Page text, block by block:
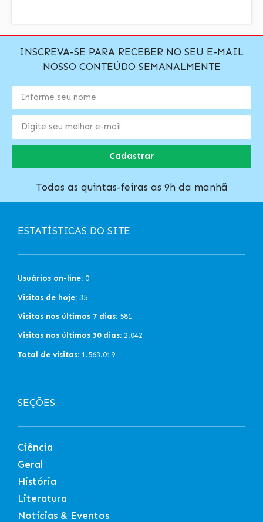
INSCREVA-SE PARA RECEBER NO SEU E-MAIL
NOSSO CONTEÚDO SEMANALMENTE
Cadastrar
Todas as quintas-feiras as 9h da manhã
ESTATÍSTICAS DO SITE
Usuários on-line: 0
Visitas de hoje: 35
Visitas nos últimos 7 dias: 581
Visitas nos últimos 30 dias: 2.042
Total de visitas: 1.563.019
SEÇÕES
Ciência
Geral
História
Literatura
Notícias & Eventos